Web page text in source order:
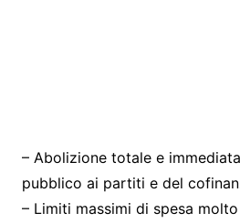
– Abolizione totale e
pubblico ai partiti e del
– Limiti massimi di spesa